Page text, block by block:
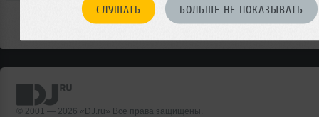
СЛУШАТЬ БОЛЬШЕ НЕ ПОКАЗЫВАТЬ
© 2001 — 2026 «DJ.ru» Все права защищены.